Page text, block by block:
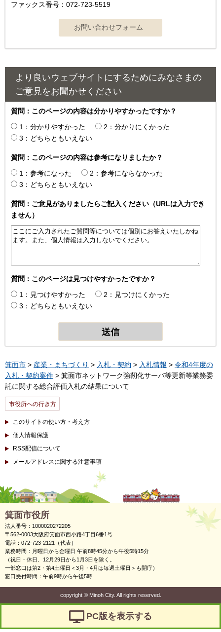
ファックス番号：072-723-5519
より良いウェブサイトにするためにみなさまの
ご意見をお聞かせください
質問：このページの内容は分かりやすかったですか？
1：分かりやすかった
2：分かりにくかった
3：どちらともいえない
質問：このページの内容は参考になりましたか？
1：参考になった
2：参考にならなかった
3：どちらともいえない
質問：ご意見がありましたらご記入ください（URLは入力でき
ません）
質問：このページは見つけやすかったですか？
1：見つけやすかった
2：見つけにくかった
3：どちらともいえない
箕面市 > 産業・まちづくり > 入札・契約 > 入札情報 > 令和4年度の
入札・契約案件 > 箕面市ネットワーク強靭化サーバ等更新等業務委
託に関する総合評価入札の結果について
市役所への行き方
このサイトの使い方・考え方
個人情報保護
RSS配信について
メールアドレスに関する注意事項
箕面市役所
法人番号：1000020272205
〒562-0003大阪府箕面市西小路4丁目6番1号
電話：072-723-2121（代表）
業務時間：月曜日から金曜日 午前8時45分から午後5時15分
（祝日・休日、12月29日から1月3日を除く。
一部窓口は第2・第4土曜日＜3月・4月は毎週土曜日＞も開庁）
窓口受付時間：午前9時から午後5時
copyright ©Minoh City. All rights reserved.
PC版を表示する